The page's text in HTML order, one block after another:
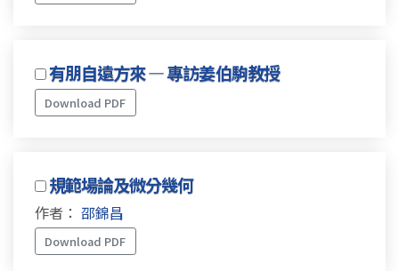
有朋自遠方來 — 專訪姜伯駒教授
Download PDF
規範場論及微分幾何
作者： 邵錦昌
Download PDF